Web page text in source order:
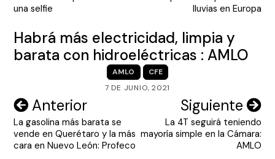
entradas
una selfie
lluvias en Europa
Habrá más electricidad, limpia y
barata con hidroeléctricas : AMLO
AMLO
CFE
7 DE JUNIO, 2021
Navegación
de
entradas
Anterior
La gasolina más barata se
vende en Querétaro y la más
cara en Nuevo León: Profeco
Siguiente
La 4T seguirá teniendo
mayoría simple en la Cámara:
AMLO